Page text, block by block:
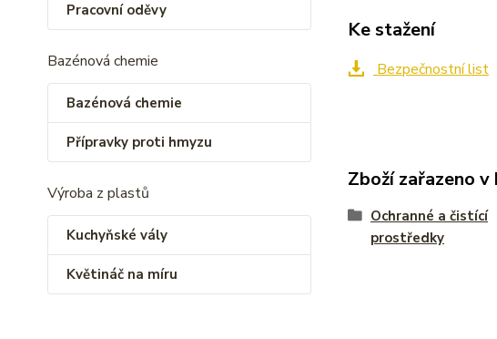
Pracovní oděvy
Bazénová chemie
Bazénová chemie
Přípravky proti hmyzu
Výroba z plastů
Kuchyňské vály
Květináč na míru
Ke stažení
Bezpečnostní list
Zboží zařazeno
Ochranné a čistící
prostředky